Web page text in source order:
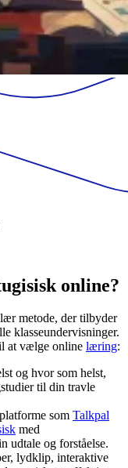
online?
metode, der tilbyder
klasseundervisninger.
at vælge online læring:
og hvor som helst,
til din travle
som Talkpal
med
udtale og forståelse.
lydklip, interaktive